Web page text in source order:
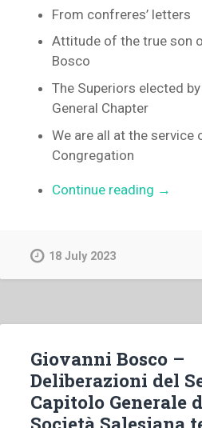
From confreres’ letters
Attitude of the true son
Bosco
The Superiors elected
General Chapter
We are all at the service
Congregation
Continue reading “Luigi
the
true
son
→
18 July 2023
Giovanni Bosco –
Deliberazioni del
Capitolo Generale